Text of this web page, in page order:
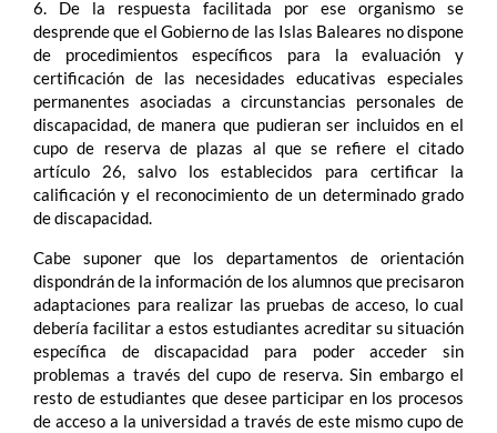
6. De la respuesta facilitada por ese organismo se
desprende que el Gobierno de las Islas Baleares no dispone
de procedimientos específicos para la evaluación y
certificación de las necesidades educativas especiales
permanentes asociadas a circunstancias personales de
discapacidad, de manera que pudieran ser incluidos en el
cupo de reserva de plazas al que se refiere el citado
artículo 26, salvo los establecidos para certificar la
calificación y el reconocimiento de un determinado grado
de discapacidad.
Cabe suponer que los departamentos de orientación
dispondrán de la información de los alumnos que precisaron
adaptaciones para realizar las pruebas de acceso, lo cual
debería facilitar a estos estudiantes acreditar su situación
específica de discapacidad para poder acceder sin
problemas a través del cupo de reserva. Sin embargo el
resto de estudiantes que desee participar en los procesos
de acceso a la universidad a través de este mismo cupo de